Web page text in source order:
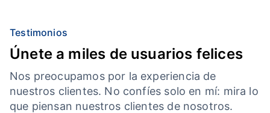
Testimonios
Únete a miles de usuarios felices
Nos preocupamos por la experiencia de
nuestros clientes. No confíes solo en mí: mira lo
que piensan nuestros clientes de nosotros.